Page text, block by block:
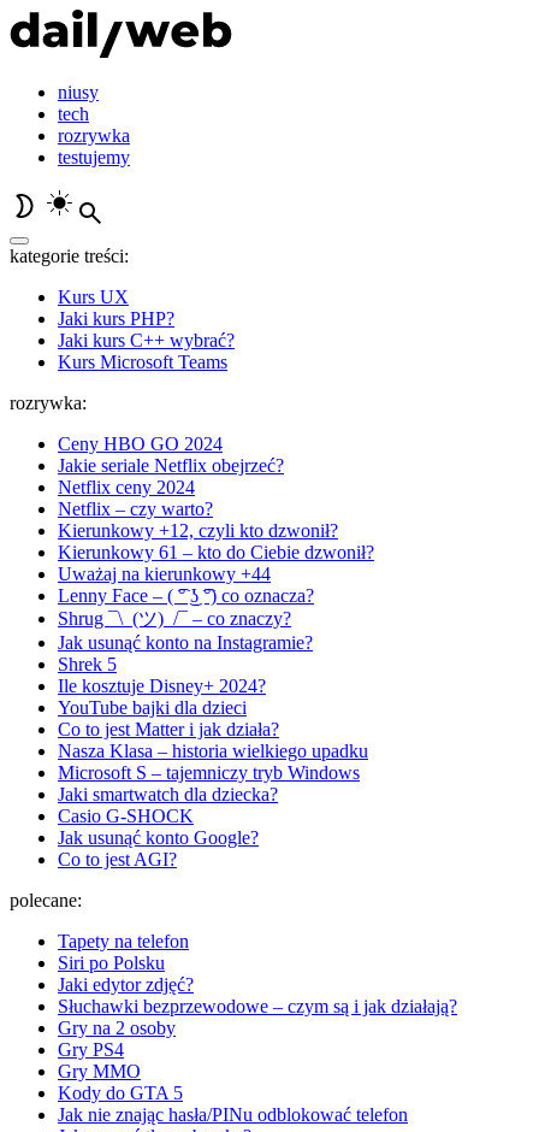
niusy
tech
rozrywka
testujemy
kategorie treści:
Kurs UX
Jaki kurs PHP?
Jaki kurs C++ wybrać?
Kurs Microsoft Teams
rozrywka:
Ceny HBO GO 2024
Jakie seriale Netflix obejrzeć?
Netflix ceny 2024
Netflix – czy warto?
Kierunkowy +12, czyli kto dzwonił?
Kierunkowy 61 – kto do Ciebie dzwonił?
Uważaj na kierunkowy +44
Lenny Face – ( ͡° ͜ʖ ͡°) co oznacza?
Shrug ¯\_(ツ)_/¯ – co znaczy?
Jak usunąć konto na Instagramie?
Shrek 5
Ile kosztuje Disney+ 2024?
YouTube bajki dla dzieci
Co to jest Matter i jak działa?
Nasza Klasa – historia wielkiego upadku
Microsoft S – tajemniczy tryb Windows
Jaki smartwatch dla dziecka?
Casio G-SHOCK
Jak usunąć konto Google?
Co to jest AGI?
polecane:
Tapety na telefon
Siri po Polsku
Jaki edytor zdjęć?
Słuchawki bezprzewodowe – czym są i jak działają?
Gry na 2 osoby
Gry PS4
Gry MMO
Kody do GTA 5
Jak nie znając hasła/PINu odblokować telefon